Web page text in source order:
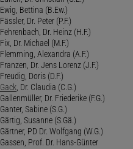
Ewig, Bettina (B.Ew.)
Fässler, Dr. Peter (P.F.)
Fehrenbach, Dr. Heinz (H.F.)
Fix, Dr. Michael (M.F.)
Flemming, Alexandra (A.F.)
Franzen, Dr. Jens Lorenz (J.F.)
Freudig, Doris (D.F.)
Gack, Dr. Claudia (C.G.)
Gallenmüller, Dr. Friederike (F.G.)
Ganter, Sabine (S.G.)
Gärtig, Susanne (S.Gä.)
Gärtner, PD Dr. Wolfgang (W.G.)
Gassen, Prof. Dr. Hans-Günter